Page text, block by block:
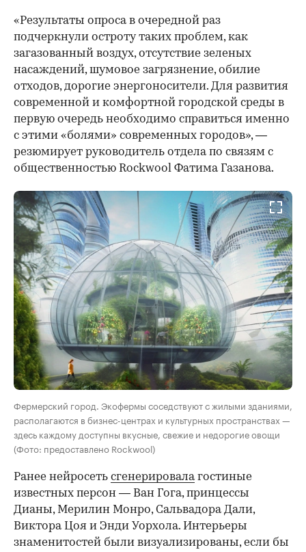
«Результаты опроса в очередной раз
подчеркнули остроту таких проблем, как
загазованный воздух, отсутствие зеленых
насаждений, шумовое загрязнение, обилие
отходов, дорогие энергоносители. Для развития
современной и комфортной городской среды в
первую очередь необходимо справиться именно
с этими «болями» современных городов», —
резюмирует руководитель отдела по связям с
общественностью Rockwool Фатима Газанова.
Фермерский город. Экофермы соседствуют с жилыми зданиями,
располагаются в бизнес-центрах и культурных пространствах —
здесь каждому доступны вкусные, свежие и недорогие овощи
(Фото: предоставлено Rockwool)
Ранее нейросеть сгенерировалагостиные
известных персон — Ван Гога, принцессы
Дианы, Мерилин Монро, Сальвадора Дали,
Виктора Цоя и Энди Уорхола. Интерьеры
знаменитостей были визуализированы, если бы